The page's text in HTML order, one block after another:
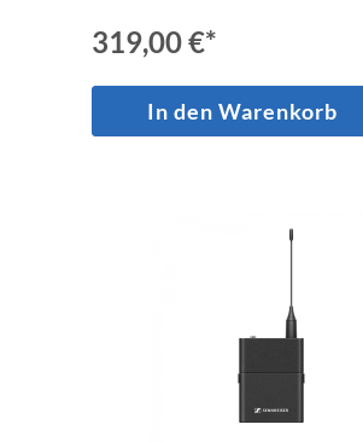
319,00 €*
In den Warenkorb